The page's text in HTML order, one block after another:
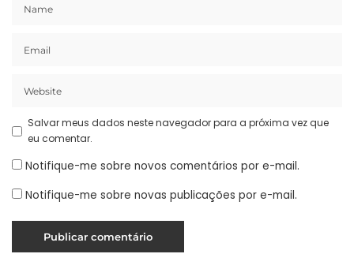
Salvar meus dados neste navegador para a próxima vez que
eu comentar.
Notifique-me sobre novos comentários por e-mail.
Notifique-me sobre novas publicações por e-mail.